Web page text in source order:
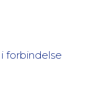
forbindelse